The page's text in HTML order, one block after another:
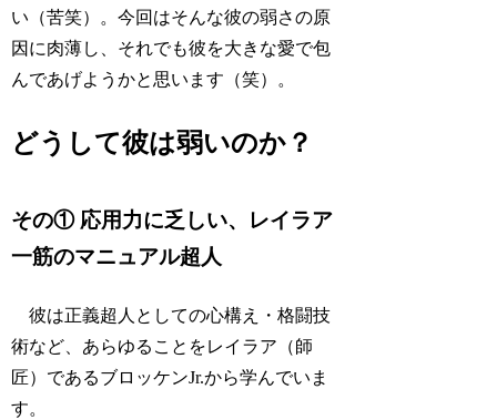
い（苦笑）。今回はそんな彼の弱さの原
因に肉薄し、それでも彼を大きな愛で包
んであげようかと思います（笑）。
どうして彼は弱いのか？
その① 応用力に乏しい、レイラア
一筋のマニュアル超人
彼は正義超人としての心構え・格闘技
術など、あらゆることをレイラア（師
匠）であるブロッケンJr.から学んでいま
す。